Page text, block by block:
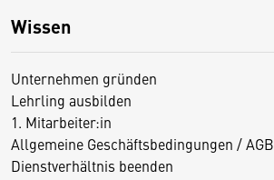
Wissen
Unternehmen gründen
Lehrling ausbilden
1. Mitarbeiter:in
Allgemeine Geschäftsbedingungen / AGB
Dienstverhältnis beenden